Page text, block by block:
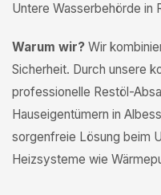
Untere Wasserbehörde in
Warum wir? Wir
Sicherheit. Durch unsere
professionelle Restöl-
Hauseigentümern in
sorgenfreie Lösung beim
Heizsysteme wie